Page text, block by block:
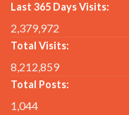
Last 365 Days Visits:
2,379,972
Total Visits:
8,212,859
Total Posts:
1,044